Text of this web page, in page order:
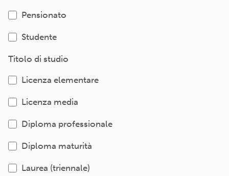
Pensionato
Studente
Titolo di studio
Licenza elementare
Licenza media
Diploma professionale
Diploma maturità
Laurea (triennale)